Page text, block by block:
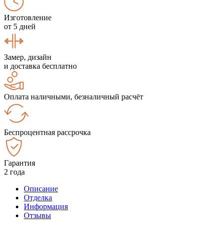
Изготовление
от 5 дней
Замер, дизайн
и доставка бесплатно
Оплата наличными, безналичный расчёт
Беспроцентная рассрочка
Гарантия
2 года
Описание
Отделка
Информация
Отзывы